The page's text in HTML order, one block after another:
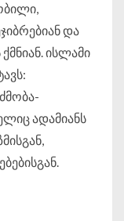
და
ისლამი
ადამიანს